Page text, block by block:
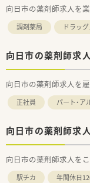
向日市の薬剤師求人を
調剤薬局 ドラッ
向日市の薬剤師求
向日市の薬剤師求人を
正社員 パート・ア
向日市の薬剤師求
向日市の薬剤師求人を
駅チカ 年間休日